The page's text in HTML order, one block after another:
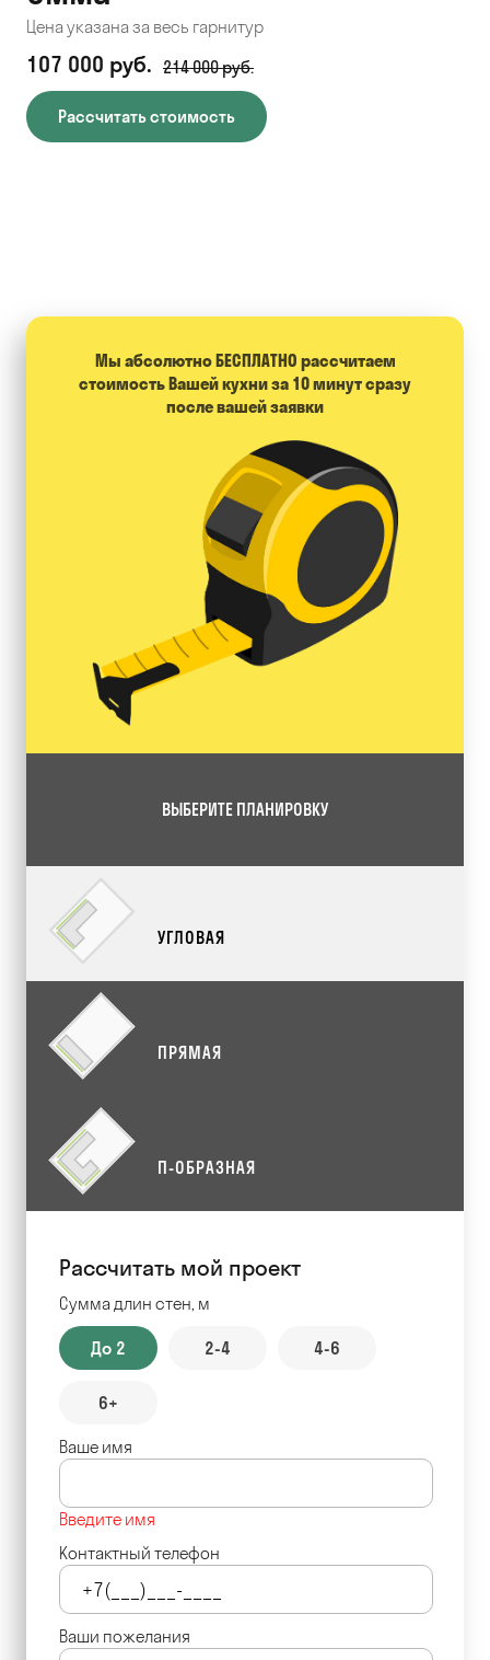
Цена указана за весь гарнитур
107 000 руб. 214 000 руб.
Рассчитать стоимость
Мы абсолютно БЕСПЛАТНО расcчитаем
стоимость Вашей кухни за 10 минут сразу
после вашей заявки
ВЫБЕРИТЕ ПЛАНИРОВКУ
УГЛОВАЯ
ПРЯМАЯ
П-ОБРАЗНАЯ
Рассчитать мой проект
Сумма длин стен, м
До 2 2-4 4-6
6+
Ваше имя
Введите имя
Контактный телефон
Ваши пожелания